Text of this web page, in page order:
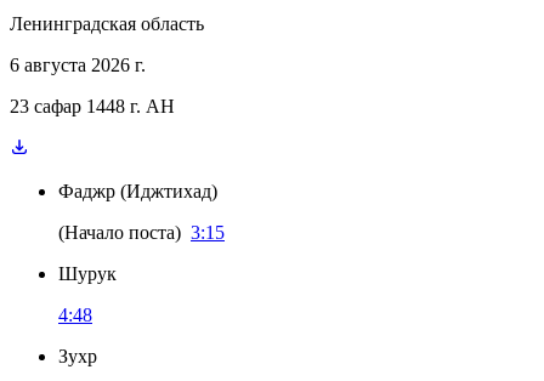
Ленинградская область
6 августа 2026 г.
23 сафар 1448 г. AH
Фаджр (Иджтихад)
(Начало поста) 3:15
Шурук
4:48
Зухр